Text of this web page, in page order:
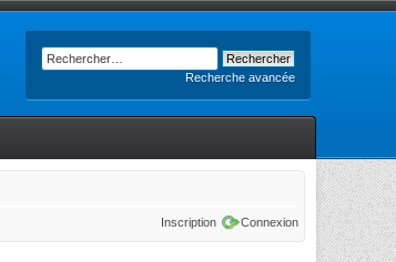
Recherche avancée
Inscription Connexion